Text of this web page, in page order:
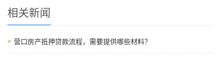
相关新闻
营口房产抵押贷款流程，需要提供哪些材料？